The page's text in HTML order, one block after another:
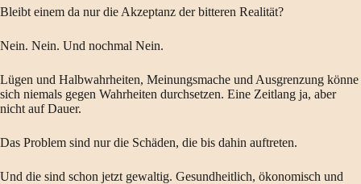
Bleibt einem da nur die Akzeptanz der bitteren Realität?
Nein. Nein. Und nochmal Nein.
Lügen und Halbwahrheiten, Meinungsmache und Ausgrenzung könne
sich niemals gegen Wahrheiten durchsetzen. Eine Zeitlang ja, aber
nicht auf Dauer.
Das Problem sind nur die Schäden, die bis dahin auftreten.
Und die sind schon jetzt gewaltig. Gesundheitlich, ökonomisch und